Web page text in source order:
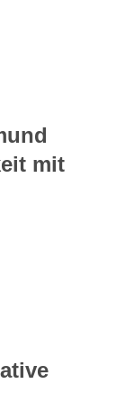
mit